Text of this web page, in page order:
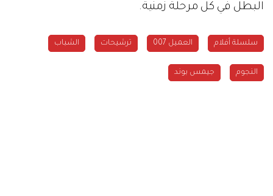
البطل في كل مرحلة زمنية.
سلسلة أفلام العميل 007 ترشيحات الشباب
النجوم جيمس بوند